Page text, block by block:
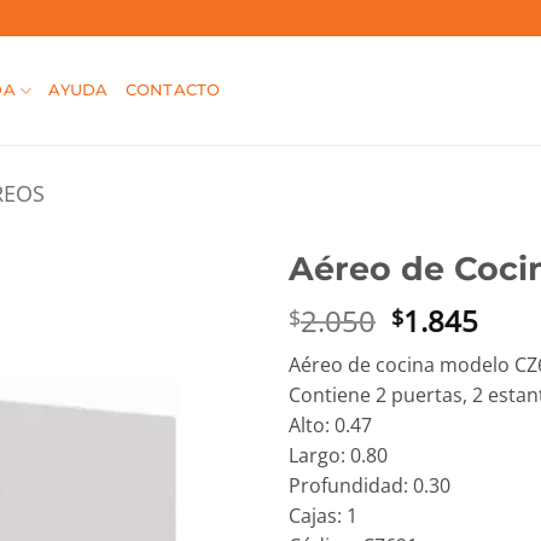
AYUDA CONTACTO
Aéreo de
$2.050 El
precio
original
era:
$1.845El
es:
Aéreo de cocina modelo
Contiene 2 puertas, 2
Alto: 0.47
Largo: 0.80
Profundidad: 0.30
Cajas: 1